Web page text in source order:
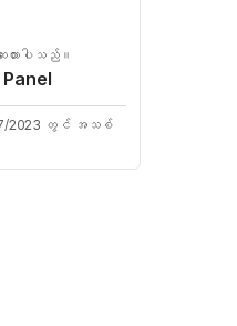
ထားပါသည်။
2023 တွင် အသစ်